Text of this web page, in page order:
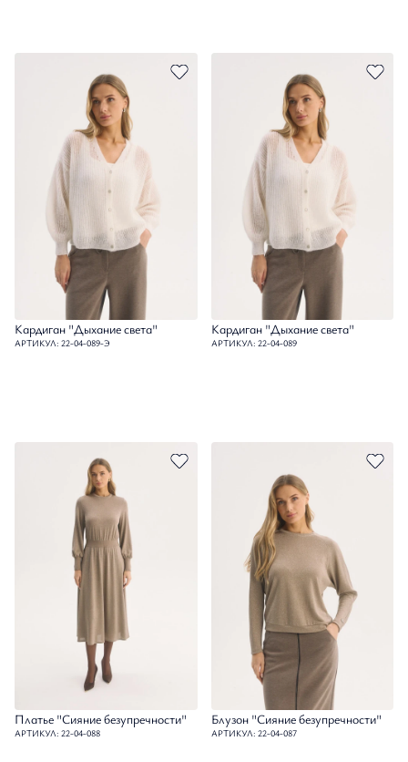
Кардиган "Дыхание света"
АРТИКУЛ: 22-04-089-Э
Кардиган "Дыхание света"
АРТИКУЛ: 22-04-089
Платье "Сияние безупречности"
АРТИКУЛ: 22-04-088
Блузон "Сияние безупречности"
АРТИКУЛ: 22-04-087